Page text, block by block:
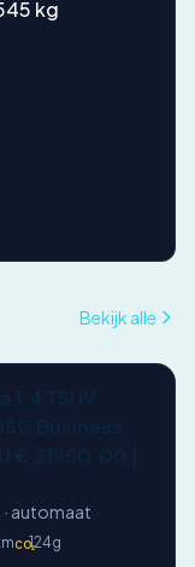
kg
Bekijk alle
automaat
CO₂124g